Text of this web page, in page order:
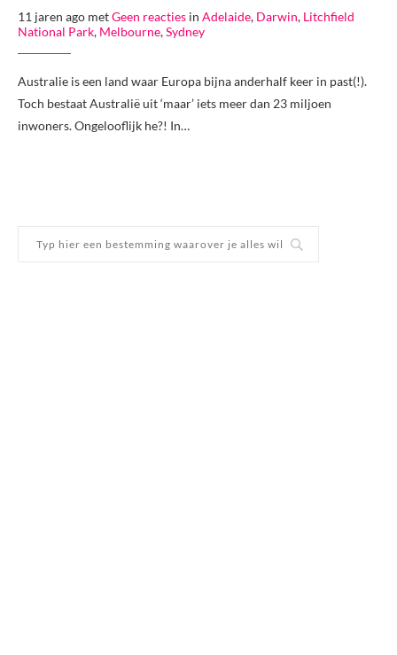
11 jaren ago metGeen reacties in Adelaide, Darwin, Litchfield
National Park, Melbourne,Sydney
Australie is een land waar Europa bijna anderhalf keer in past(!).
Toch bestaat Australië uit ‘maar’ iets meer dan 23 miljoen
inwoners. Ongelooflijk he?! In…